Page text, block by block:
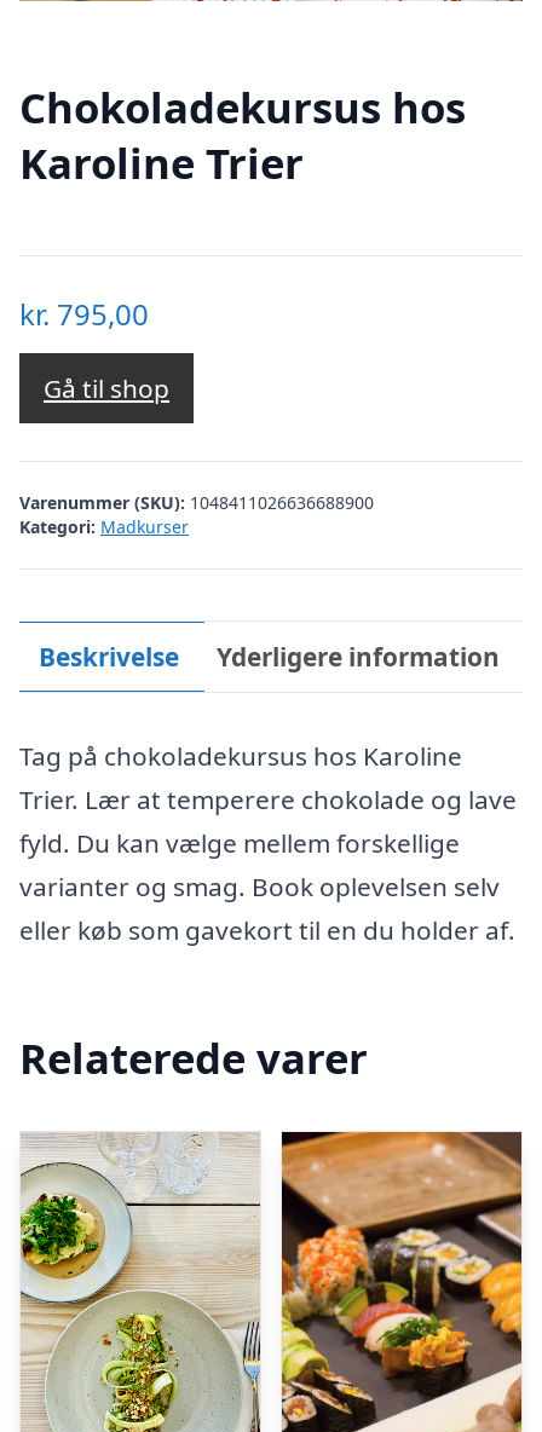
Chokoladekursus hos
Karoline Trier
kr. 795,00
Gå til shop
Varenummer (SKU): 1048411026636688900
Kategori: Madkurser
Beskrivelse Yderligere information
Tag på chokoladekursus hos Karoline
Trier. Lær at temperere chokolade og lave
fyld. Du kan vælge mellem forskellige
varianter og smag. Book oplevelsen selv
eller køb som gavekort til en du holder af.
Relaterede varer